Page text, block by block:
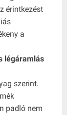
érintkezést
a
légáramlás
szerint.
padló nem